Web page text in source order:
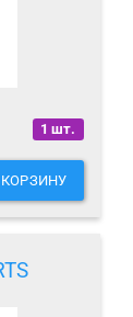
1 шт.
КОРЗИНУ